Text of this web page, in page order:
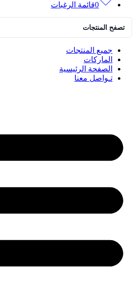
0قائمة الرغبات
تصفح المنتجات
جميع المنتجات
الماركات
الصفحة الرئيسية
تـواصل معنا